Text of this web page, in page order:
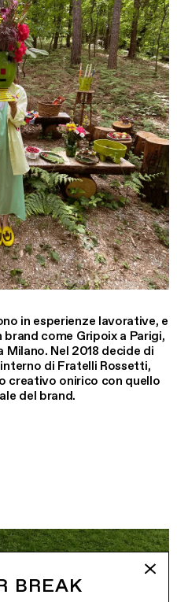
BREAK
in esperienze lavorative, e
come Gripoix a Parigi,
Milano. Nel 2018 decide di
di Fratelli Rossetti,
creativo onirico con quello
del brand.